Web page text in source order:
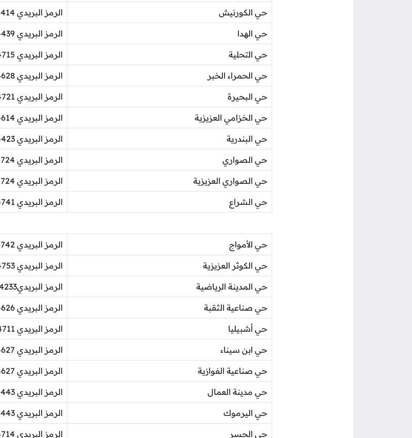
حي الكورنيش الرمز البريدي 34414
حي الهدا الرمز البريدي 34439
حي التحلية الرمز البريدي 34715
حي الحمراء الخبر الرمز البريدي 34628
حي البحيرة الرمز البريدي 34721
حي الخزامي العزيزية الرمز البريدي 34614
حي البندرية الرمز البريدي 34423
حي الصواري الرمز البريدي 34724
حي الصواري العزيزية الرمز البريدي 34724
حي الشراع الرمز البريدي 34741
حي الأمواج الرمز البريدي 34742
حي الكوثر العزيزية الرمز البريدي 34753
حي المدينة الرياضية الرمز البريدي34233
حي صناعية الثقبة الرمز البريدي 34626
حي أشبيليا الرمز البريدي 34711
حي ابن سيناء الرمز البريدي 34627
حي صناعية الفوازية الرمز البريدي 34627
حي مدينة العمال الرمز البريدي 34443
حي اليرموك الرمز البريدي 34443
حي الجسر الرمز البريدي 34714